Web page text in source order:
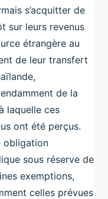
s’acquitter de
sur leurs revenus
étrangère au
de leur transfert
de la
laquelle ces
ont été perçus.
obligation
sous réserve de
exemptions,
celles prévues